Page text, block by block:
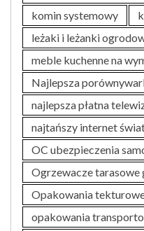
komin systemowy
leżaki i leżanki
meble kuchenne na
Najlepsza
najlepsza płatna
najtańszy internet
OC ubezpieczenia
Ogrzewacze tarasowe
Opakowania
opakowania